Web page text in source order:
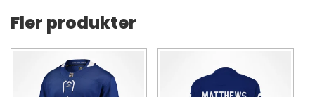
Fler produkter